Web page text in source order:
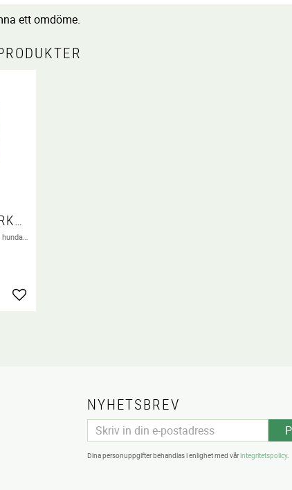
ett omdöme.
RAUH! KALLTORKADE VOMSTICKOR 100 G
Lägg till i favoriter
NYHETSBREV
Dina personuppgifter behandlas i enlighet med vårintegritetspolicy.